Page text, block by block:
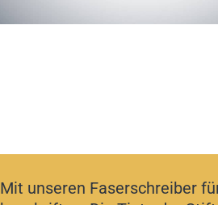
Mit unseren Faserschreiber